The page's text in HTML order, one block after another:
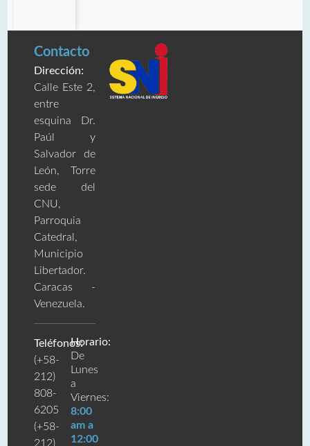
Contacto
Dirección:
Calle Este 2,
entre
esquina Dr.
Paúl y
Salvador de
León, Torre
sede del
CNU,
Parroquia
Catedral,
Municipio
Libertador.
Caracas -
Venezuela.
Teléfonos:
(+58-
212)
808-
6205
(+58-
212)
Horario:
De
Lunes
a
Viernes:
8:00
am a
12:00